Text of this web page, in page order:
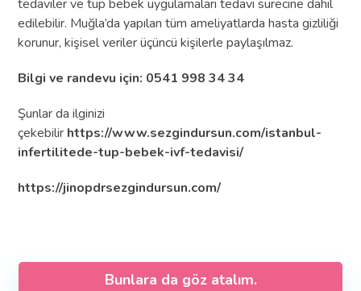
tedaviler ve tüp bebek uygulamaları tedavi sürecine dahil
edilebilir. Muğla’da yapılan tüm ameliyatlarda hasta gizliliği
korunur, kişisel veriler üçüncü kişilerle paylaşılmaz.
Bilgi ve randevu için: 0541 998 34 34
Şunlar da ilginizi
çekebilir https://www.sezgindursun.com/istanbul-
infertilitede-tup-bebek-ivf-tedavisi/
https://jinopdrsezgindursun.com/
Bunlara da göz atalım.